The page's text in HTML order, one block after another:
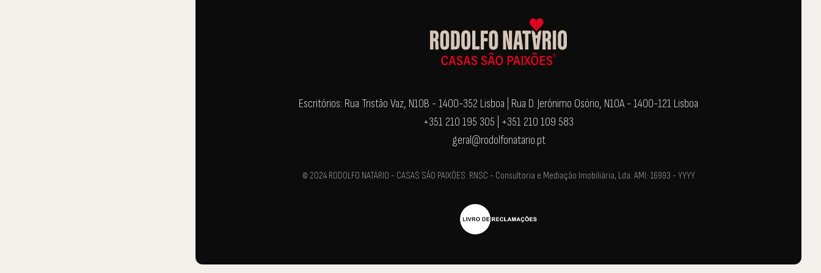
Escritórios: Rua Tristão Vaz, N10B - 1400-352 Lisboa | Rua D. Jerónimo Osório, N10A - 1400-121 Lisboa
+351 210 195 305 | +351 210 109 583
geral@rodolfonatario.pt
© 2024 RODOLFO NATÁRIO - CASAS SÃO PAIXÕES. RNSC - Consultoria e Mediação Imobiliária, Lda. AMI: 16993 - YYYY